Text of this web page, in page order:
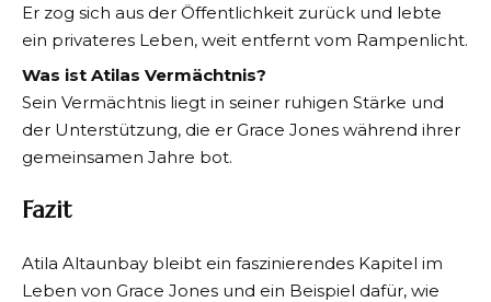
Er zog sich aus der Öffentlichkeit zurück und lebte
ein privateres Leben, weit entfernt vom Rampenlicht.
Was ist Atilas Vermächtnis?
Sein Vermächtnis liegt in seiner ruhigen Stärke und
der Unterstützung, die er Grace Jones während ihrer
gemeinsamen Jahre bot.
Fazit
Atila Altaunbay bleibt ein faszinierendes Kapitel im
Leben von Grace Jones und ein Beispiel dafür, wie